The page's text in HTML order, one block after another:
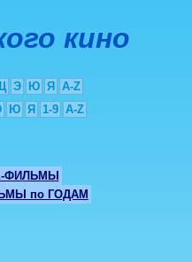
кино
Э Ю Я
A-Z
Ю Я 1-9 A-Z
ФИЛЬМЫ
по ГОДАМ